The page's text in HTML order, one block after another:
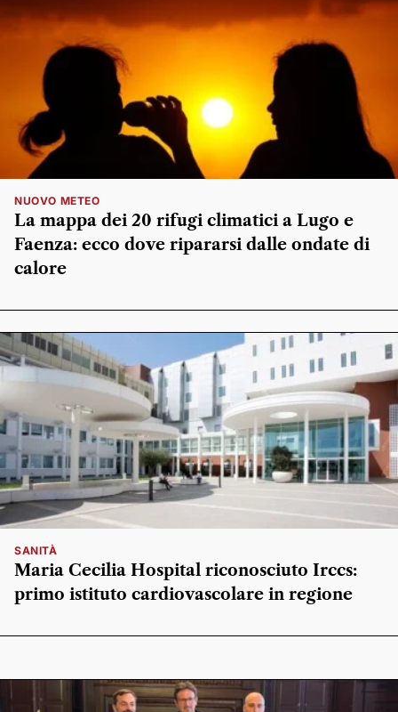
NUOVO METEO
La mappa dei 20 rifugi climatici a Lugo e
Faenza: ecco dove ripararsi dalle ondate di
calore
SANITÀ
Maria Cecilia Hospital riconosciuto Irccs:
primo istituto cardiovascolare in regione